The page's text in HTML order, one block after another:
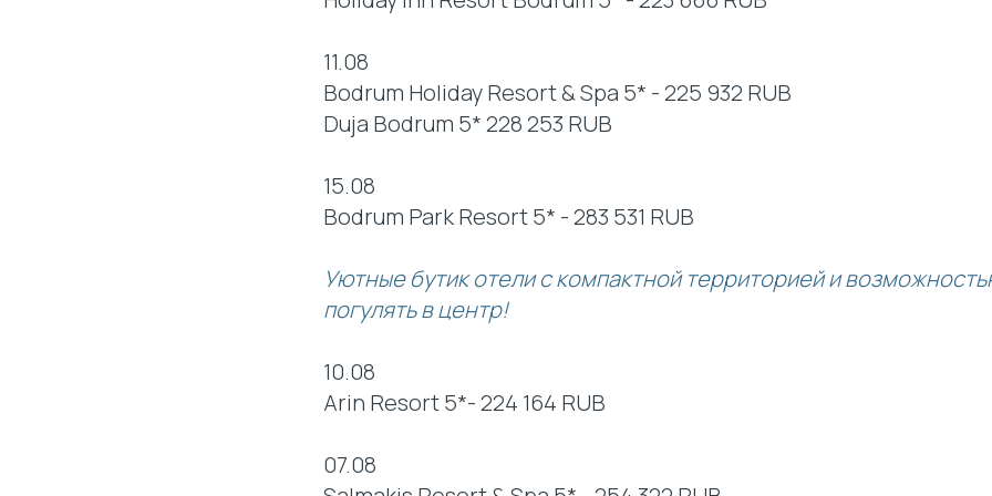
11.08
Bodrum Holiday Resort & Spa 5* - 225 932 RUB
Duja Bodrum 5* 228 253 RUB
15.08
Bodrum Park Resort 5* - 283 531 RUB
Уютные бутик отели с компактной территорией и
погулять в центр!
10.08
Arin Resort 5*- 224 164 RUB
07.08